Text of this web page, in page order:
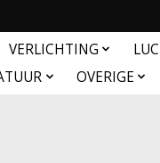
VERLICHTING
OVERIGE